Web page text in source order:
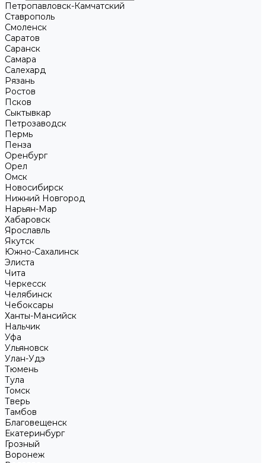
Петропавловск-Камчатский
Ставрополь
Смоленск
Саратов
Саранск
Самара
Салехард
Рязань
Ростов
Псков
Сыктывкар
Петрозаводск
Пермь
Пенза
Оренбург
Орел
Омск
Новосибирск
Нижний Новгород
Нарьян-Мар
Хабаровск
Ярославль
Якутск
Южно-Сахалинск
Элиста
Чита
Черкесск
Челябинск
Чебоксары
Ханты-Мансийск
Нальчик
Уфа
Ульяновск
Улан-Удэ
Тюмень
Тула
Томск
Тверь
Тамбов
Благовещенск
Екатеринбург
Грозный
Воронеж